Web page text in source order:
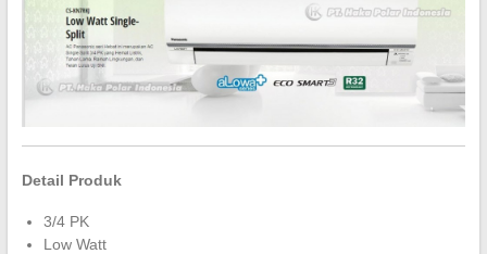
Detail Produk
3/4 PK
Low Watt